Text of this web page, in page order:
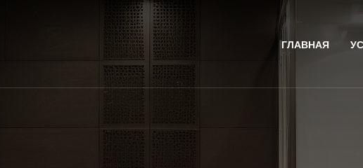
ГЛАВНАЯ